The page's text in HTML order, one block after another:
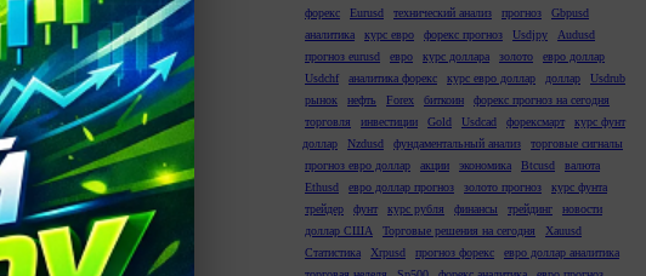
форекс Eurusd технический анализ прогноз
Gbpusd
аналитика
курс евро форекс прогноз Usdjpy
Audusd
прогноз eurusd
евро курс доллара золото
евро доллар
Usdchf
аналитика форекс курс евро доллар доллар
Usdrub
рынок
нефть Forex биткоин
форекс прогноз на сегодня
торговля
инвестиции Gold Usdcad форексмарт
курс фунт
доллар
Nzdusd фундаментальный анализ
торговые сигналы
прогноз евро доллар
акции экономика Btcusd
валюта
Ethusd
евро доллар прогноз золото прогноз
курс фунта
трейдер
фунт курс рубля финансы трейдинг
новости
доллар США
Торговые решения на сегодня
Xauusd
Статистика
Xrpusd прогноз форекс
евро доллар аналитика